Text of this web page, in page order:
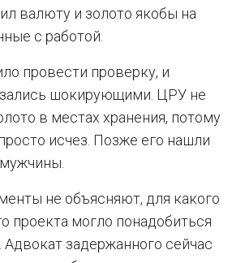
валюту и золото якобы на
с работой.
провести проверку, и
шокирующими. ЦРУ не
в местах хранения, потому
исчез. Позже его нашли
не объясняют, для какого
проекта могло понадобиться
Адвокат задержанного сейчас